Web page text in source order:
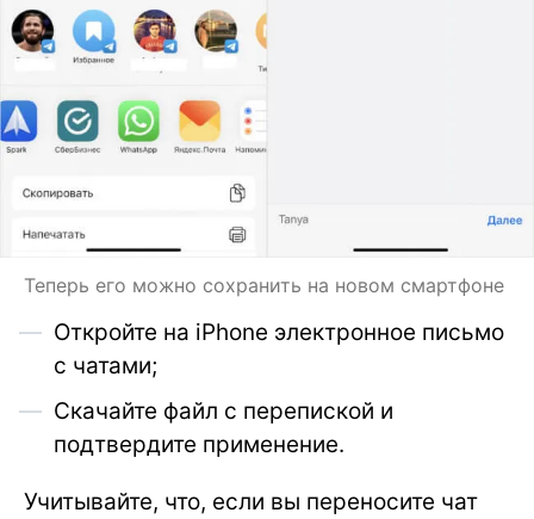
Теперь его можно сохранить на новом смартфоне
Откройте на iPhone электронное письмо
с чатами;
Скачайте файл с перепиской и
подтвердите применение.
Учитывайте, что, если вы переносите чат